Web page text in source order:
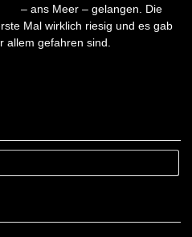
– ans Meer – gelangen. Die
Mal wirklich riesig und es gab
allem gefahren sind.